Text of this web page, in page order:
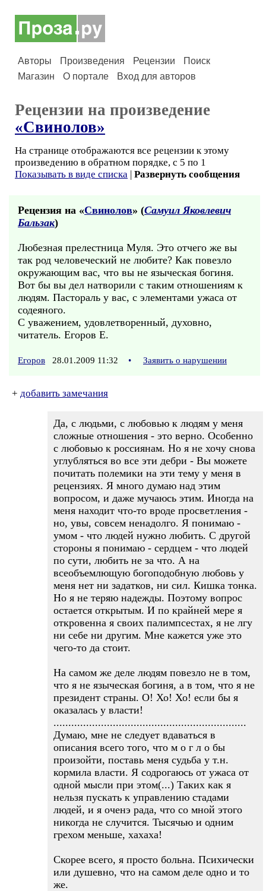
Авторы Произведения Рецензии
Поиск
Магазин
О портале Вход для авторов
Рецензии на произведение
«Свинолов»
На странице отображаются все рецензии к этому
произведению в обратном порядке, с 5 по 1
Показывать в виде списка | Развернуть сообщения
Рецензия на «Свинолов» (Самуил Яковлевич
Бальзак)
Любезная прелестница Муля. Это отчего же вы
так род человеческий не любите? Как повезло
окружающим вас, что вы не языческая богиня.
Вот бы вы дел натворили с таким отношениям к
людям. Пастораль у вас, с элементами ужаса от
содеяного.
С уважением, удовлетворенный, духовно,
читатель. Егоров Е.
Егоров 28.01.2009 11:32 • Заявить о нарушении
+ добавить замечания
Да, с людьми, с любовью к людям у меня
сложные отношения - это верно. Особенно
с любовью к россиянам. Но я не хочу снова
углубляться во все эти дебри - Вы можете
почитать полемики на эти тему у меня в
рецензиях. Я много думаю над этим
вопросом, и даже мучаюсь этим. Иногда на
меня находит что-то вроде просветления -
но, увы, совсем ненадолго. Я понимаю -
умом - что людей нужно любить. С другой
стороны я понимаю - сердцем - что людей
по сути, любить не за что. А на
всеобъемлющую богоподобную любовь у
меня нет ни задатков, ни сил. Кишка тонка.
Но я не теряю надежды. Поэтому вопрос
остается открытым. И по крайней мере я
откровенна я своих палимпсестах, я не лгу
ни себе ни другим. Мне кажется уже это
чего-то да стоит.
На самом же деле людям повезло не в том,
что я не языческая богиня, а в том, что я не
президент страны. О! Хо! Хо! если бы я
оказалась у власти!
.................................................................
Думаю, мне не следует вдаваться в
описания всего того, что м о г л о бы
произойти, поставь меня судьба у т.н.
кормила власти. Я содрогаюсь от ужаса от
одной мысли при этом(...) Таких как я
нельзя пускать к управлению стадами
людей, и я оченэ рада, что со мной этого
никогда не случится. Тысячью и одним
грехом меньше, хахаха!
Скорее всего, я просто больна. Психически
или душевно, что на самом деле одно и то
же.